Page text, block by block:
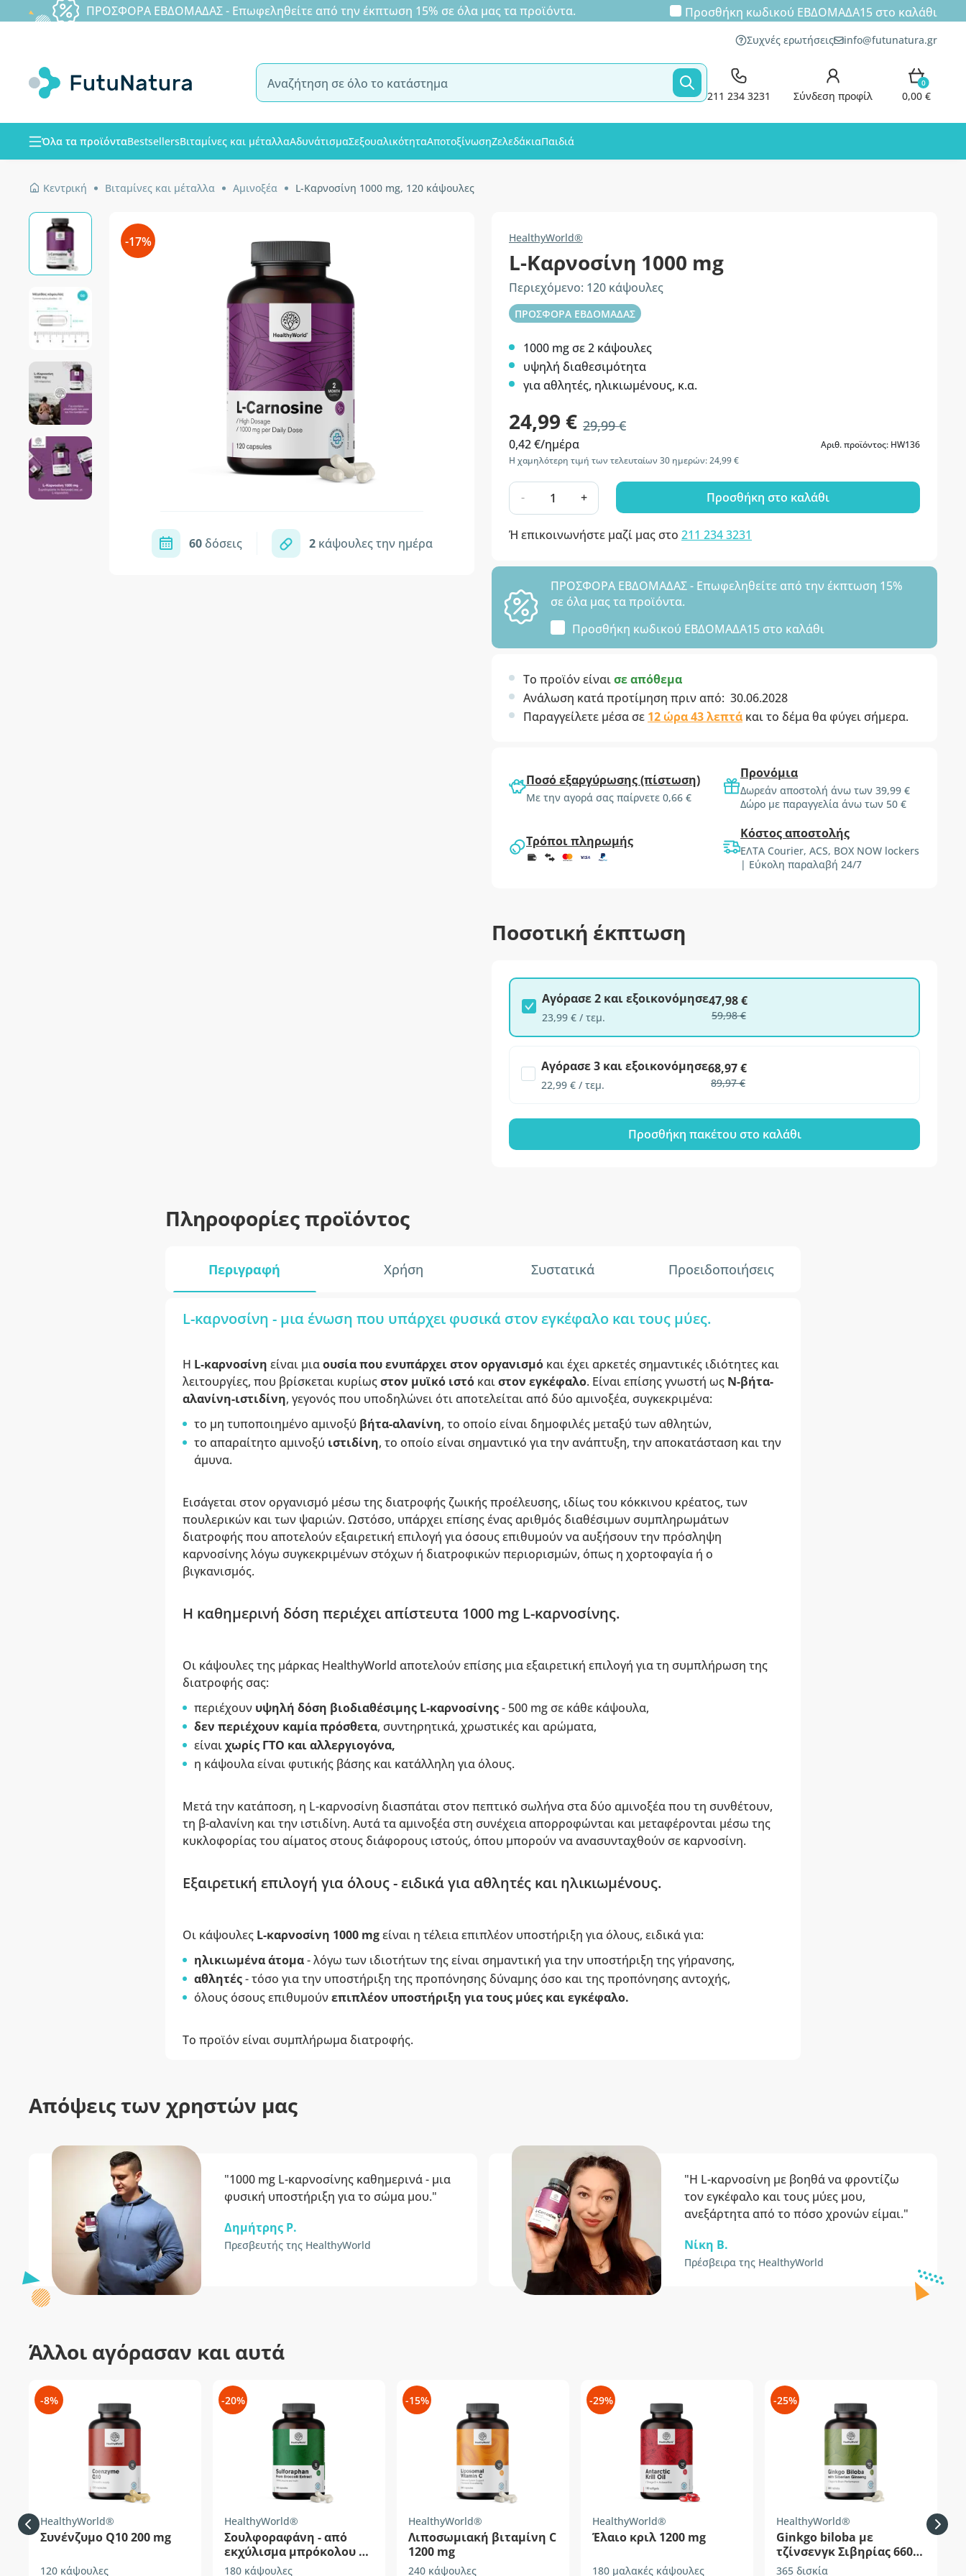
ΠΡΟΣΦΟΡΑ ΕΒΔΟΜΑΔΑΣ - Επωφεληθείτε από την έκπτωση 15% σε όλα μας τα προϊόντα. Προσθήκη κωδικού ΕΒΔΟΜΑΔΑ15στο καλάθι
Συχνές ερωτήσεις info@futunatura.gr
211 234 3231 Σύνδεση προφίλ
0
0,00 €
Όλα τα προϊόνταBestsellersΒιταμίνες και μέταλλαΑδυνάτισμαΣεξουαλικότηταΑποτοξίνωσηΖελεδάκιαΠαιδιά
Κεντρική Βιταμίνες και μέταλλα Αμινοξέα L-Καρνοσίνη 1000 mg, 120 κάψουλες
-17%
60δόσεις 2κάψουλες την ημέρα
HealthyWorld®
L-Καρνοσίνη 1000 mg
Περιεχόμενο: 120 κάψουλες
ΠΡΟΣΦΟΡΑ ΕΒΔΟΜΑΔΑΣ
1000 mg σε 2 κάψουλες
υψηλή διαθεσιμότητα
για αθλητές, ηλικιωμένους, κ.α.
24,99 € 29,99 €
0,42 €/ημέρα
Αριθ. προϊόντος: HW136
Η χαμηλότερη τιμή των τελευταίων 30 ημερών: 24,99 €
- + Προσθήκη στο καλάθι
Ή επικοινωνήστε μαζί μας στο 211 234 3231
ΠΡΟΣΦΟΡΑ ΕΒΔΟΜΑΔΑΣ - Επωφεληθείτε από την έκπτωση 15%
σε όλα μας τα προϊόντα.
Προσθήκη κωδικού ΕΒΔΟΜΑΔΑ15 στο καλάθι
Το προϊόν είναισε απόθεμα
Ανάλωση κατά προτίμηση πριν από: 30.06.2028
Παραγγείλετε μέσα σε 12 ώρα 43 λεπτά και το δέμα θα φύγει σήμερα.
Ποσό εξαργύρωσης (πίστωση)
Με την αγορά σας παίρνετε 0,66 €
Προνόμια
Δωρεάν αποστολή άνω των 39,99 €
Δώρο με παραγγελία άνω των 50 €
Τρόποι πληρωμής Κόστος αποστολής
ΕΛΤΑ Courier, ACS, BOX NOW lockers
| Εύκολη παραλαβή 24/7
Ποσοτική έκπτωση
Αγόρασε 2 και εξοικονόμησε
23,99 € / τεμ.
47,98 €
59,98 €
Αγόρασε 3 και εξοικονόμησε
22,99 € / τεμ.
68,97 €
89,97 €
Προσθήκη πακέτου στο καλάθι
Πληροφορίες προϊόντος
Περιγραφή Χρήση Συστατικά Προειδοποιήσεις
L-καρνοσίνη - μια ένωση που υπάρχει φυσικά στον εγκέφαλο και τους μύες.
Η L-καρνοσίνη είναι μιαουσία που ενυπάρχει στον οργανισμό και έχει αρκετές σημαντικές ιδιότητες και
λειτουργίες, που βρίσκεται κυρίωςστον μυϊκό ιστό καιστον εγκέφαλο. Είναι επίσης γνωστή ως Ν-βήτα-
αλανίνη-ιστιδίνη, γεγονός που υποδηλώνει ότι αποτελείται από δύο αμινοξέα, συγκεκριμένα:
το μη τυποποιημένο αμινοξύ βήτα-αλανίνη, το οποίο είναι δημοφιλές μεταξύ των αθλητών,
το απαραίτητο αμινοξύ ιστιδίνη, το οποίο είναι σημαντικό για την ανάπτυξη, την αποκατάσταση και την
άμυνα.
Εισάγεται στον οργανισμό μέσω της διατροφής ζωικής προέλευσης, ιδίως του κόκκινου κρέατος, των
πουλερικών και των ψαριών. Ωστόσο, υπάρχει επίσης ένας αριθμός διαθέσιμων συμπληρωμάτων
διατροφής που αποτελούν εξαιρετική επιλογή για όσους επιθυμούν να αυξήσουν την πρόσληψη
καρνοσίνης λόγω συγκεκριμένων στόχων ή διατροφικών περιορισμών, όπως η χορτοφαγία ή ο
βιγκανισμός.
Η καθημερινή δόση περιέχει απίστευτα 1000 mg L-καρνοσίνης.
Οι κάψουλες της μάρκας HealthyWorld αποτελούν επίσης μια εξαιρετική επιλογή για τη συμπλήρωση της
διατροφής σας:
περιέχουνυψηλή δόση βιοδιαθέσιμης L-καρνοσίνης- 500 mg σε κάθε κάψουλα,
δεν περιέχουν καμία πρόσθετα, συντηρητικά, χρωστικές και αρώματα,
είναιχωρίς ΓΤΟ και αλλεργιογόνα,
η κάψουλα είναι φυτικής βάσης και κατάλληλη για όλους.
Μετά την κατάποση, η L-καρνοσίνη διασπάται στον πεπτικό σωλήνα στα δύο αμινοξέα που τη συνθέτουν,
τη β-αλανίνη και την ιστιδίνη. Αυτά τα αμινοξέα στη συνέχεια απορροφώνται και μεταφέρονται μέσω της
κυκλοφορίας του αίματος στους διάφορους ιστούς, όπου μπορούν να ανασυνταχθούν σε καρνοσίνη.
Εξαιρετική επιλογή για όλους - ειδικά για αθλητές και ηλικιωμένους.
Οι κάψουλες L-καρνοσίνη 1000 mgείναι η τέλεια επιπλέον υποστήριξη για όλους, ειδικά για:
ηλικιωμένα άτομα- λόγω των ιδιοτήτων της είναι σημαντική για την υποστήριξη της γήρανσης,
αθλητές- τόσο για την υποστήριξη της προπόνησης δύναμης όσο και της προπόνησης αντοχής,
όλους όσους επιθυμούνεπιπλέον υποστήριξη για τους μύες και εγκέφαλο.
Το προϊόν είναι συμπλήρωμα διατροφής.
Απόψεις των χρηστών μας
"1000 mg L-καρνοσίνης καθημερινά - μια
φυσική υποστήριξη για το σώμα μου."
Δημήτρης P.
Πρεσβευτής της HealthyWorld
"Η L-καρνοσίνη με βοηθά να φροντίζω
τον εγκέφαλο και τους μύες μου,
ανεξάρτητα από το πόσο χρονών είμαι."
Νίκη B.
Πρέσβειρα της HealthyWorld
Άλλοι αγόρασαν και αυτά
-8%
HealthyWorld®
Συνένζυμο Q10 200 mg
120 κάψουλες
-20%
HealthyWorld®
Σουλφοραφάνη - από
εκχύλισμα μπρόκολου 50
mg
180 κάψουλες
-15%
HealthyWorld®
Λιποσωμιακή βιταμίνη C
1200 mg
240 κάψουλες
-29%
HealthyWorld®
Έλαιο κριλ 1200 mg
180 μαλακές κάψουλες
-25%
HealthyWorld®
Ginkgo biloba με
τζίνσενγκ Σιβηρίας 6600
mg
365 δισκία